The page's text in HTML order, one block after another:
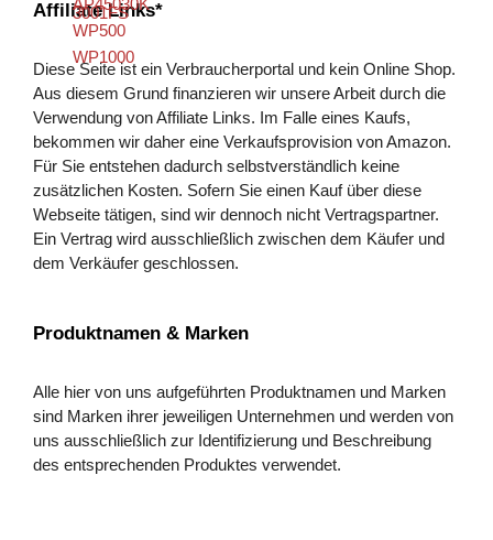
Affiliate Links*
Diese Seite ist ein Verbraucherportal und kein Online Shop.
Aus diesem Grund finanzieren wir unsere Arbeit durch die
Verwendung von Affiliate Links. Im Falle eines Kaufs,
bekommen wir daher eine Verkaufsprovision von Amazon.
Für Sie entstehen dadurch selbstverständlich keine
zusätzlichen Kosten. Sofern Sie einen Kauf über diese
Webseite tätigen, sind wir dennoch nicht Vertragspartner.
Ein Vertrag wird ausschließlich zwischen dem Käufer und
dem Verkäufer geschlossen.
Produktnamen & Marken
Alle hier von uns aufgeführten Produktnamen und Marken
sind Marken ihrer jeweiligen Unternehmen und werden von
uns ausschließlich zur Identifizierung und Beschreibung
des entsprechenden Produktes verwendet.